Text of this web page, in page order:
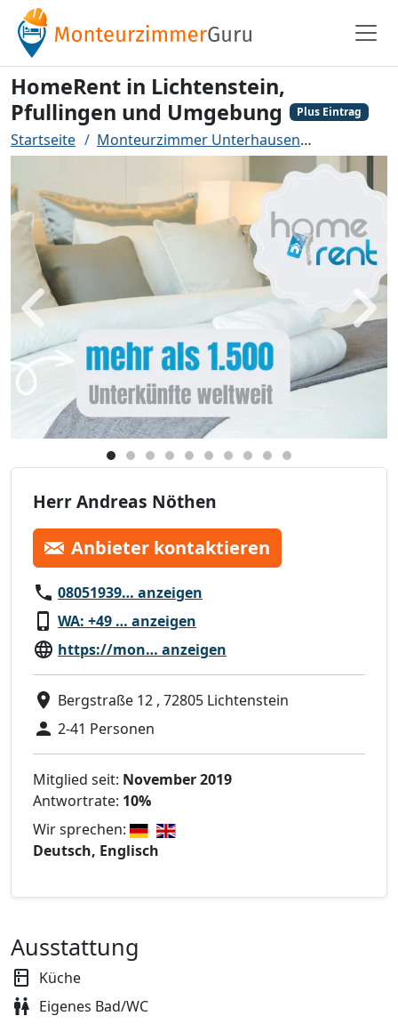
HomeRent in Lichtenstein,
Pfullingen und Umgebung
Plus Eintrag
Startseite Monteurzimmer Unterhausen
Zurück
Herr Andreas Nöthen
Anbieter kontaktieren
08051939… anzeigen
WA: +49 … anzeigen
https://mon… anzeigen
Bergstraße 12 , 72805 Lichtenstein
2-41 Personen
Mitglied seit: November 2019
Antwortrate: 10%
Wir sprechen:
Deutsch, Englisch
Ausstattung
Küche
Eigenes Bad/WC